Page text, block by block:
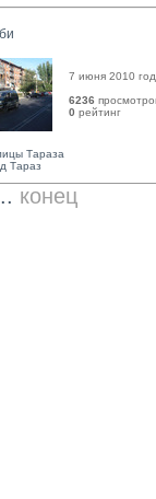
7 июня 2010
6236
0 рейтинг
Тараза
Тараз
конец